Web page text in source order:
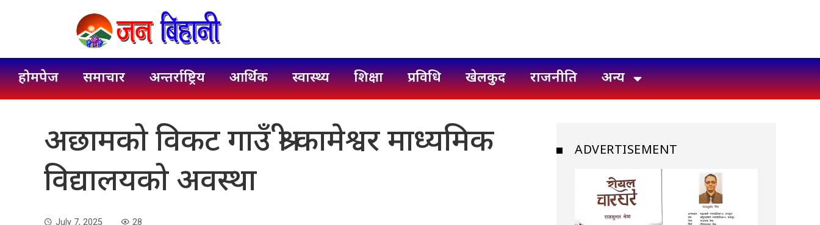
होमपेज समाचार अन्तर्राष्ट्रिय आर्थिक स्वास्थ्य शिक्षा प्रविधि खेलकुद राजनीति अन्य
अछामको विकट गाउँँ श्री कामेश्वर माध्यमिक
विद्यालयको अवस्था
July 7, 2025 28
ADVERTISEMENT